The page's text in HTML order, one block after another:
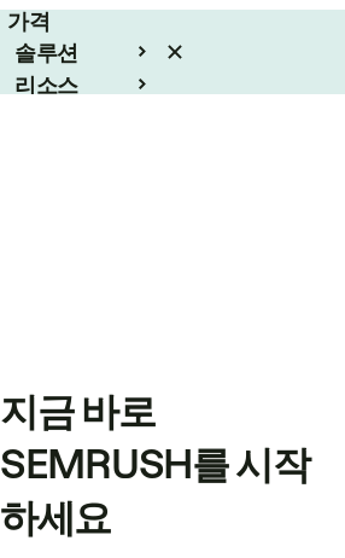
가격
솔루션
리소스
지금 바로
SEMRUSH를 시작
하세요